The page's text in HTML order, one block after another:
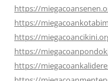
https://
https://
https://
https://
https://